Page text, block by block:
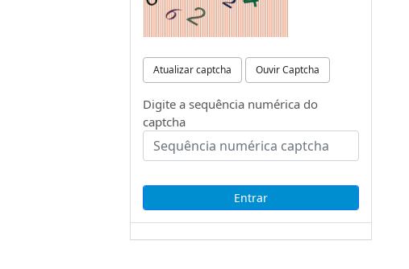
Atualizar captcha Ouvir Captcha
Digite a sequência numérica do
captcha